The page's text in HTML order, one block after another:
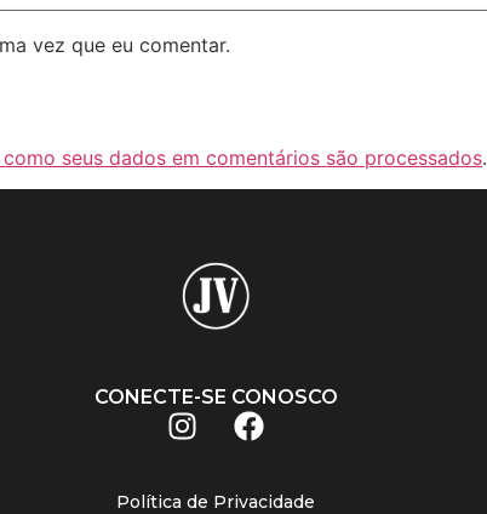
vez que eu comentar.
como seus dados em comentários são processados.
CONECTE-SE CONOSCO
Política de Privacidade